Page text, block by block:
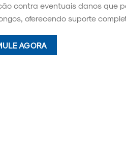
contra eventuais danos que
oferecendo suporte
AGORA